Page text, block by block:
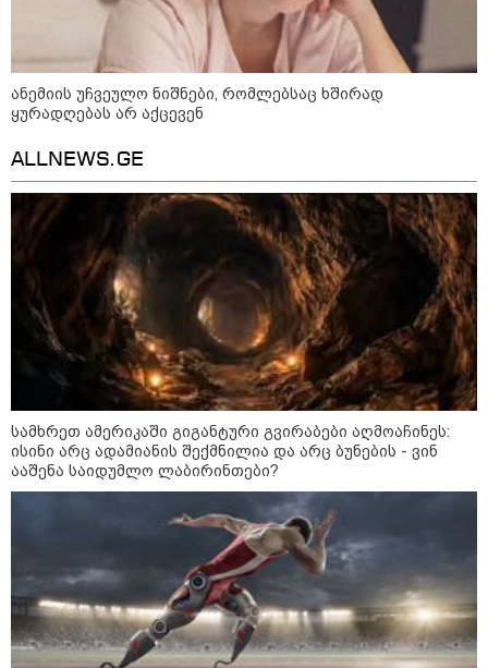
10
აგვისტო
დღის ზოგადი
ასტროლოგიური
პროგნოზი
აგვისტო აგარაკზე: ეს 5 საქმე
უნდა მოასწროთ შემოდგომის
დადგომამდე
ფული ამ ზოდიაქოს ნიშნების
ხელში აღმოჩნდება: ვინ
გამდიდრდება?
როგორ ჩავიცვათ 40 წლის
შემდეგ: მილიონერების
სტილისტის 8 ოქროს წესი და
აუცილებელი სამოსი
ანემიის უჩვეულო ნიშნები, რომლებსაც ხშირად
ყურადღებას არ აქცევენ
ALLNEWS.GE
სამხრეთ ამერიკაში გიგანტური გვირაბები აღმოაჩინეს:
ისინი არც ადამიანის შექმნილია და არც ბუნების - ვინ
ააშენა საიდუმლო ლაბირინთები?